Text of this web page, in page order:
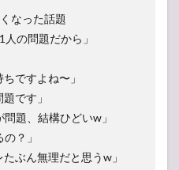
なった話題
の問題だから」
ですよね〜」
です」
題、結構ひどいw」
？」
ぶん無理だと思うw」